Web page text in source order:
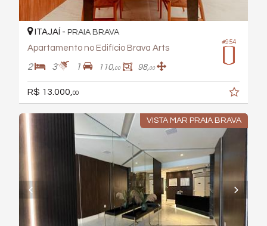
#954
ITAJAÍ - PRAIA BRAVA
Apartamento no Edifício Brava Arts
2 3 1 110,00 98,00
R$ 13.000,00
VISTA MAR PRAIA BRAVA